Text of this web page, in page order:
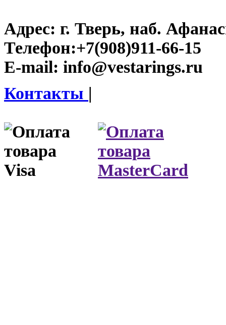
Адрес: г. Тверь, наб.
Телефон:+7(908)911-66-15
E-mail: info@vestarings.ru
Контакты |